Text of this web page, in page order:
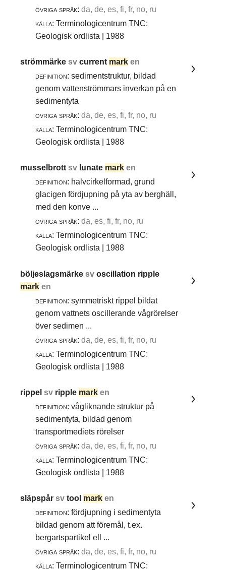
övriga språk: da, de, es, fi, fr, no, ru
källa: Terminologicentrum TNC:
Geologisk ordlista | 1988
strömmärkesvcurrent mark en
definition: sedimentstruktur, bildad
genom vattenströmmars inverkan på en
sedimentyta
övriga språk: da, de, es, fi, fr, no, ru
källa: Terminologicentrum TNC:
Geologisk ordlista | 1988
musselbrottsv lunate mark en
definition: halvcirkelformad, grund
glacigen fördjupning på yta av berghäll,
med den konve ...
övriga språk: da, es, fi, fr, no, ru
källa: Terminologicentrum TNC:
Geologisk ordlista | 1988
böljeslagsmärkesvoscillation ripple
mark en
definition: symmetriskt rippel bildat
genom vattnets oscillerande vågrörelser
över sedimen ...
övriga språk: da, de, es, fi, fr, no, ru
källa: Terminologicentrum TNC:
Geologisk ordlista | 1988
rippelsv ripple mark en
definition: vågliknande struktur på
sedimentyta, bildad genom
transportmediets rörelser
övriga språk: da, de, es, fi, fr, no, ru
källa: Terminologicentrum TNC:
Geologisk ordlista | 1988
släpspårsvtool mark en
definition: fördjupning i sedimentyta
bildad genom att föremål, t.ex.
bergartspartikel ell ...
övriga språk: da, de, es, fi, fr, no, ru
källa: Terminologicentrum TNC: